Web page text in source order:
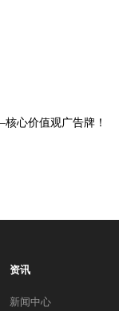
心价值观广告牌！
资讯
新闻中心